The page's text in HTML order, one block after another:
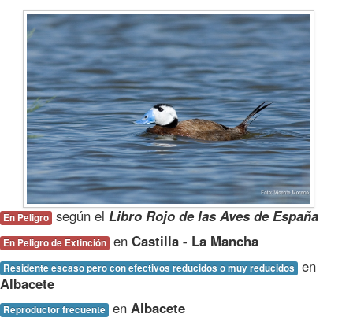
En Peligro según el Libro Rojo de las Aves de España
En Peligro de Extinción en Castilla - La Mancha
Residente escaso pero con efectivos reducidos o muy reducidos en
Albacete
Reproductor frecuente en Albacete